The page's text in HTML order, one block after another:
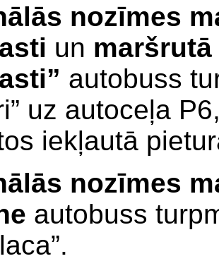
nozīmes
un maršrutā
autobuss
uz autoceļa
iekļautā
nozīmes
autobuss